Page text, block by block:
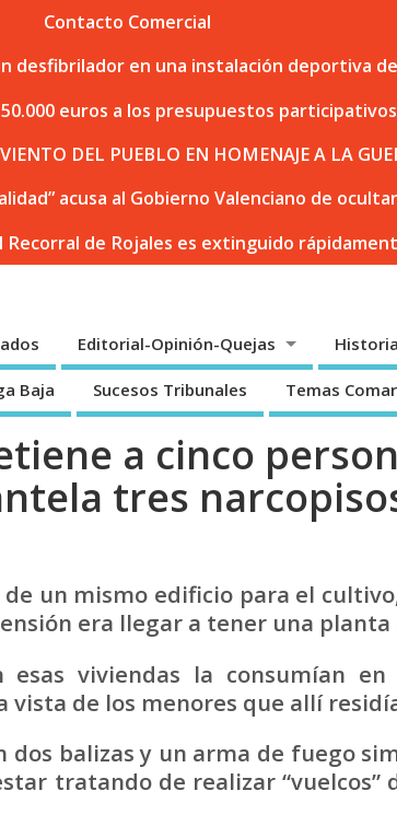
Contacto Comercial
desfibrilador en una instalación deportiva
euros a los presupuestos participativos
DEL PUEBLO EN HOMENAJE A LA
acusa al Gobierno Valenciano de
Recorral de Rojales es extinguido
Editorial-Opinión-Quejas
Baja Sucesos Tribunales Temas
a cinco
tres
un mismo edificio para el
era llegar a tener una
esas viviendas la consumían
vista de los menores que allí
dos balizas y un arma de fuego
tratando de realizar “vuelcos”